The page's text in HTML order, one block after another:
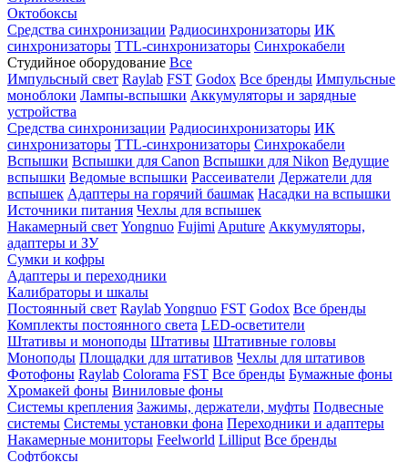
Октобоксы
Средства синхронизации Радиосинхронизаторы ИК
синхронизаторы TTL-синхронизаторы Синхрокабели
Студийное оборудование Все
Импульсный свет Raylab FST Godox Все бренды Импульсные
моноблоки Лампы-вспышки Аккумуляторы и зарядные
устройства
Средства синхронизации Радиосинхронизаторы ИК
синхронизаторы TTL-синхронизаторы Синхрокабели
Вспышки Вспышки для Canon Вспышки для Nikon Ведущие
вспышки Ведомые вспышки Рассеиватели Держатели для
вспышек Адаптеры на горячий башмак Насадки на вспышки
Источники питания Чехлы для вспышек
Накамерный свет Yongnuo Fujimi Aputure Аккумуляторы,
адаптеры и ЗУ
Сумки и кофры
Адаптеры и переходники
Калибраторы и шкалы
Постоянный свет RaylabYongnuo FST Godox Все бренды
Комплекты постоянного света LED-осветители
Штативы и моноподы Штативы Штативные головы
Моноподы Площадки для штативов Чехлы для штативов
Фотофоны Raylab Colorama FST Все бренды Бумажные фоны
Хромакей фоны Виниловые фоны
Системы крепления Зажимы, держатели, муфты Подвесные
системы Системы установки фона Переходники и адаптеры
Накамерные мониторы Feelworld Lilliput Все бренды
Софтбоксы